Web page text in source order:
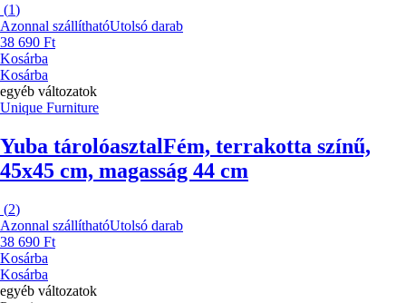
(1)
Azonnal szállíthatóUtolsó darab
38 690 Ft
Kosárba
Kosárba
egyéb változatok
Unique Furniture
Yuba tárolóasztalFém, terrakotta színű,
45x45 cm, magasság 44 cm
(2)
Azonnal szállíthatóUtolsó darab
38 690 Ft
Kosárba
Kosárba
egyéb változatok